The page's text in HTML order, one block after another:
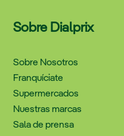
Sobre Dialprix
Sobre Nosotros
Franquíciate
Supermercados
Nuestras marcas
Sala de prensa